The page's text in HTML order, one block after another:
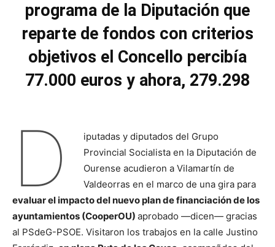
programa de la Diputación que
reparte de fondos con criterios
objetivos el Concello percibía
77.000 euros y ahora, 279.298
D
iputadas y diputados del Grupo
Provincial Socialista en la Diputación de
Ourense acudieron a Vilamartín de
Valdeorras en el marco de una gira para
evaluar el impacto del nuevo plan de financiación de los
ayuntamientos (CooperOU) aprobado —dicen— gracias
al PSdeG-PSOE. Visitaron los trabajos en la calle Justino